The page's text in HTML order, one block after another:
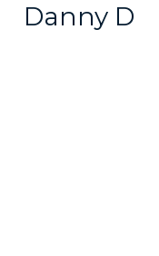
Danny D